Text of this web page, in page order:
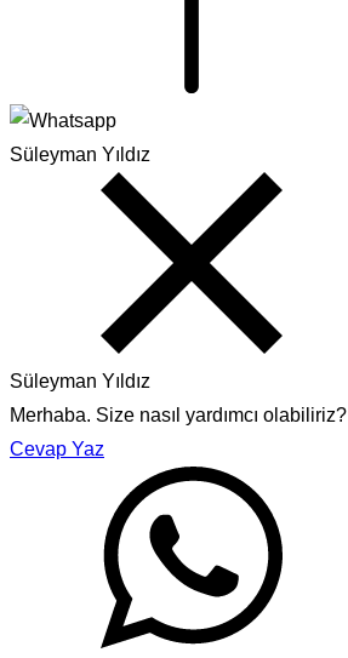
Süleyman Yıldız
Süleyman Yıldız
Merhaba. Size nasıl yardımcı olabiliriz?
Cevap Yaz